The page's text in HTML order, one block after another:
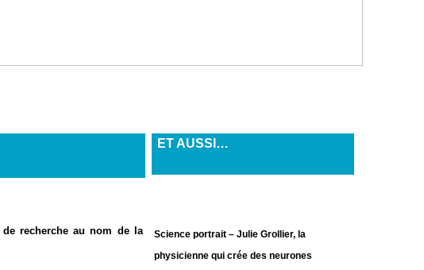
ET AUSSI…
de recherche au nom de la
Science portrait – Julie Grollier, la
physicienne qui crée des neurones